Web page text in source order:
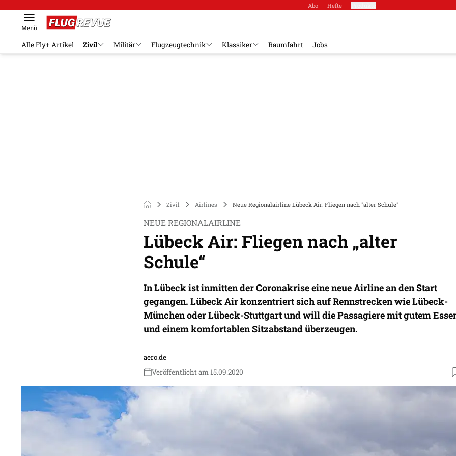
Abo Hefte
Menü
Alle Fly+ Artikel Zivil Militär Flugzeugtechnik Klassiker Raumfahrt Jobs
Zivil Airlines Neue Regionalairline Lübeck Air: Fliegen nach "alter Schule"
NEUE REGIONALAIRLINE
Lübeck Air: Fliegen nach „alter
Schule“
In Lübeck ist inmitten der Coronakrise eine neue Airline an den Start
gegangen. Lübeck Air konzentriert sich auf Rennstrecken wie Lübeck-
München oder Lübeck-Stuttgart und will die Passagiere mit gutem
und einem komfortablen Sitzabstand überzeugen.
aero.de
Veröffentlicht am 15.09.2020